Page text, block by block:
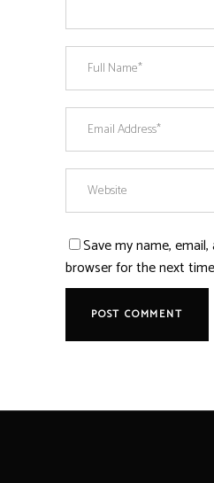
Save my name,
browser for the next